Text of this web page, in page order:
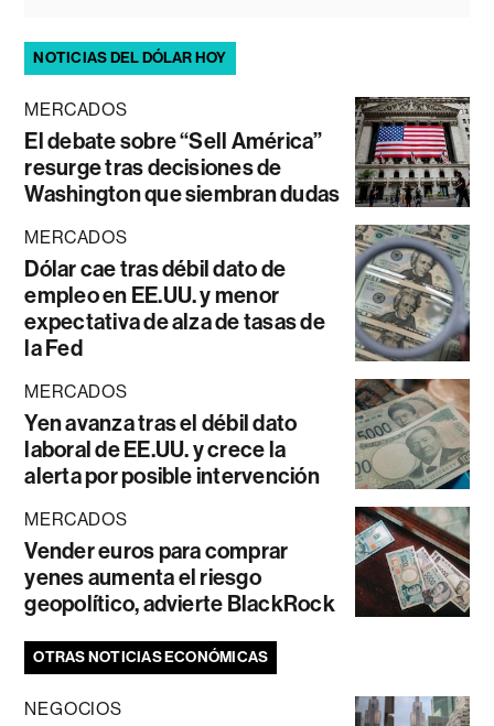
NOTICIAS DEL DÓLAR HOY
MERCADOS
El debate sobre “Sell América”
resurge tras decisiones de
Washington que siembran dudas
MERCADOS
Dólar cae tras débil dato de
empleo en EE.UU. y menor
expectativa de alza de tasas de
la Fed
MERCADOS
Yen avanza tras el débil dato
laboral de EE.UU. y crece la
alerta por posible intervención
MERCADOS
Vender euros para comprar
yenes aumenta el riesgo
geopolítico, advierte BlackRock
OTRAS NOTICIAS ECONÓMICAS
NEGOCIOS